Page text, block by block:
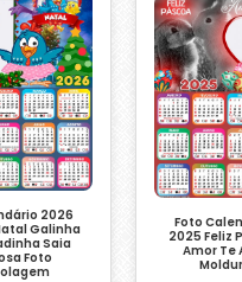
2026
Galinha
Saia
Foto
Foto
2025 Feliz
Amor Te